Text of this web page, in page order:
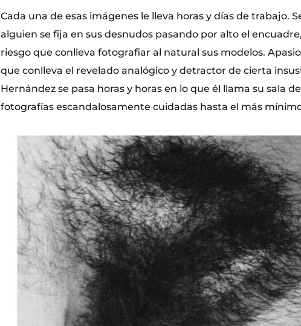
Cada una de esas imágenes le lleva horas y días de trabajo.
alguien se fija en sus desnudos pasando por alto el
riesgo que conlleva fotografiar al natural sus modelos.
que conlleva el revelado analógico y detractor de cierta
Hernández se pasa horas y horas en lo que él llama su sala
fotografías escandalosamente cuidadas hasta el más